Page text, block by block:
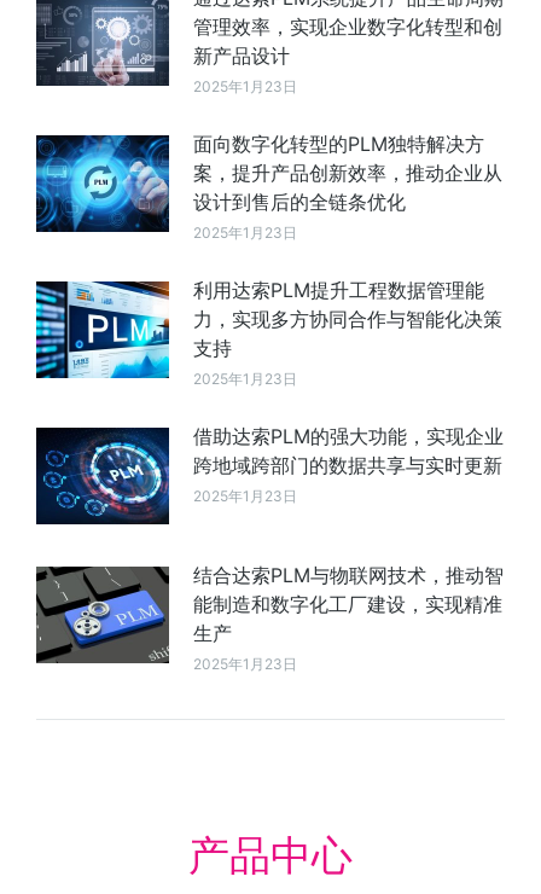
管理效率，实现企业数字化转型和创
新产品设计
2025年1月23日
面向数字化转型的PLM独特解决方
案，提升产品创新效率，推动企业从
设计到售后的全链条优化
2025年1月23日
利用达索PLM提升工程数据管理能
力，实现多方协同合作与智能化决策
支持
2025年1月23日
借助达索PLM的强大功能，实现企业
跨地域跨部门的数据共享与实时更新
2025年1月23日
结合达索PLM与物联网技术，推动智
能制造和数字化工厂建设，实现精准
生产
2025年1月23日
产品中心